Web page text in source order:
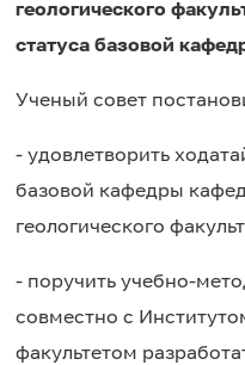
геологического
статуса базовой
Ученый совет
- удовлетворить
базовой кафедры
геологического
- поручить учебно-
совместно с
факультетом